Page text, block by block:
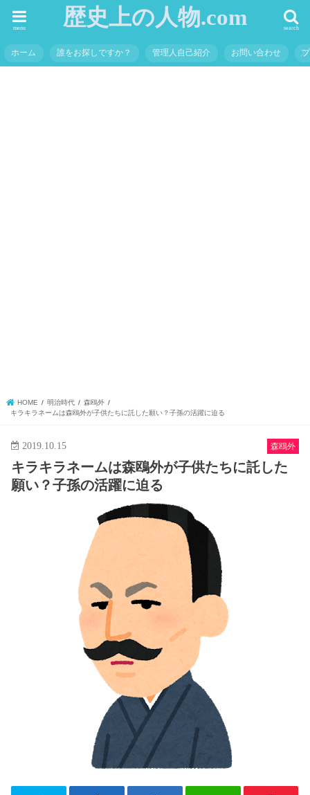
歴史上の人物.com search
menu
ホーム 誰をお探しですか？ 管理人自己紹介 お問い合わせ
HOME 明治時代
森鴎外
キラキラネームは森鴎外が子供たちに託した願い？子孫の活躍に迫る
森鴎外
2019.10.15
キラキラネームは森鴎外が子供たちに託した
願い？子孫の活躍に迫る